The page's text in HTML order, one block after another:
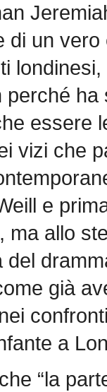
di un
perché ha
essere
vizi che
e
ma allo
del
già
a
“la